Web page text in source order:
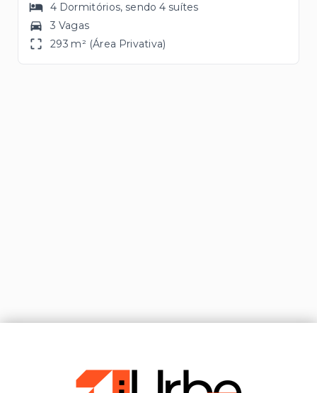
4 Dormitórios, sendo4 suítes
3 Vagas
293 m² (Área Privativa)